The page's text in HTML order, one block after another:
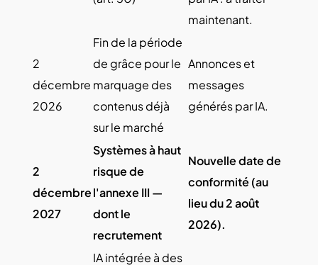
maintenant.
2
décembre
2026
Fin de la période
de grâce pour le
marquage des
contenus déjà
sur le marché
Annonces et
messages
générés par IA.
2
décembre
2027
Systèmes à haut
risque de
l'annexe III —
dont le
recrutement
Nouvelle date de
conformité (au
lieu du 2 août
2026).
IA intégrée à des